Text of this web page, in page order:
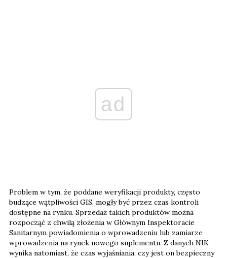
ad
Problem w tym, że poddane weryfikacji produkty, często
budzące wątpliwości GIS, mogły być przez czas kontroli
dostępne na rynku. Sprzedaż takich produktów można
rozpocząć z chwilą złożenia w Głównym Inspektoracie
Sanitarnym powiadomienia o wprowadzeniu lub zamiarze
wprowadzenia na rynek nowego suplementu. Z danych NIK
wynika natomiast, że czas wyjaśniania, czy jest on bezpieczny